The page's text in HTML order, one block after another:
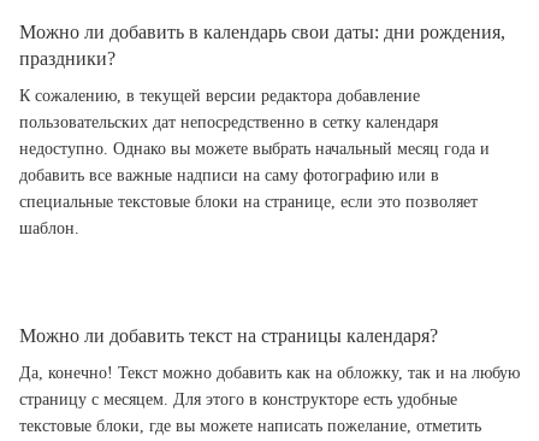
Можно ли добавить в календарь свои даты: дни рождения,
праздники?
К сожалению, в текущей версии редактора добавление
пользовательских дат непосредственно в сетку календаря
недоступно. Однако вы можете выбрать начальный месяц года и
добавить все важные надписи на саму фотографию или в
специальные текстовые блоки на странице, если это позволяет
шаблон.
Можно ли добавить текст на страницы календаря?
Да, конечно! Текст можно добавить как на обложку, так и на любую
страницу с месяцем. Для этого в конструкторе есть удобные
текстовые блоки, где вы можете написать пожелание, отметить